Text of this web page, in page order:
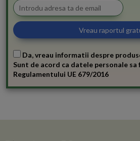
Da, vreau informatii despre
Sunt de acord ca datele personale
Regulamentului UE 679/2016